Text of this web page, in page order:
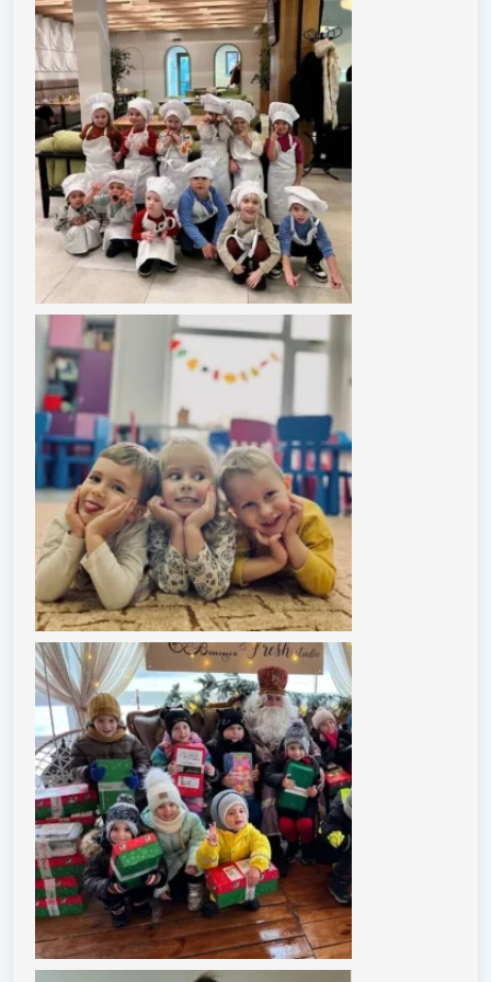
Графік роботи:
Пн - Пт: 09:00 - 18:00, Сб, Нд - вихідні